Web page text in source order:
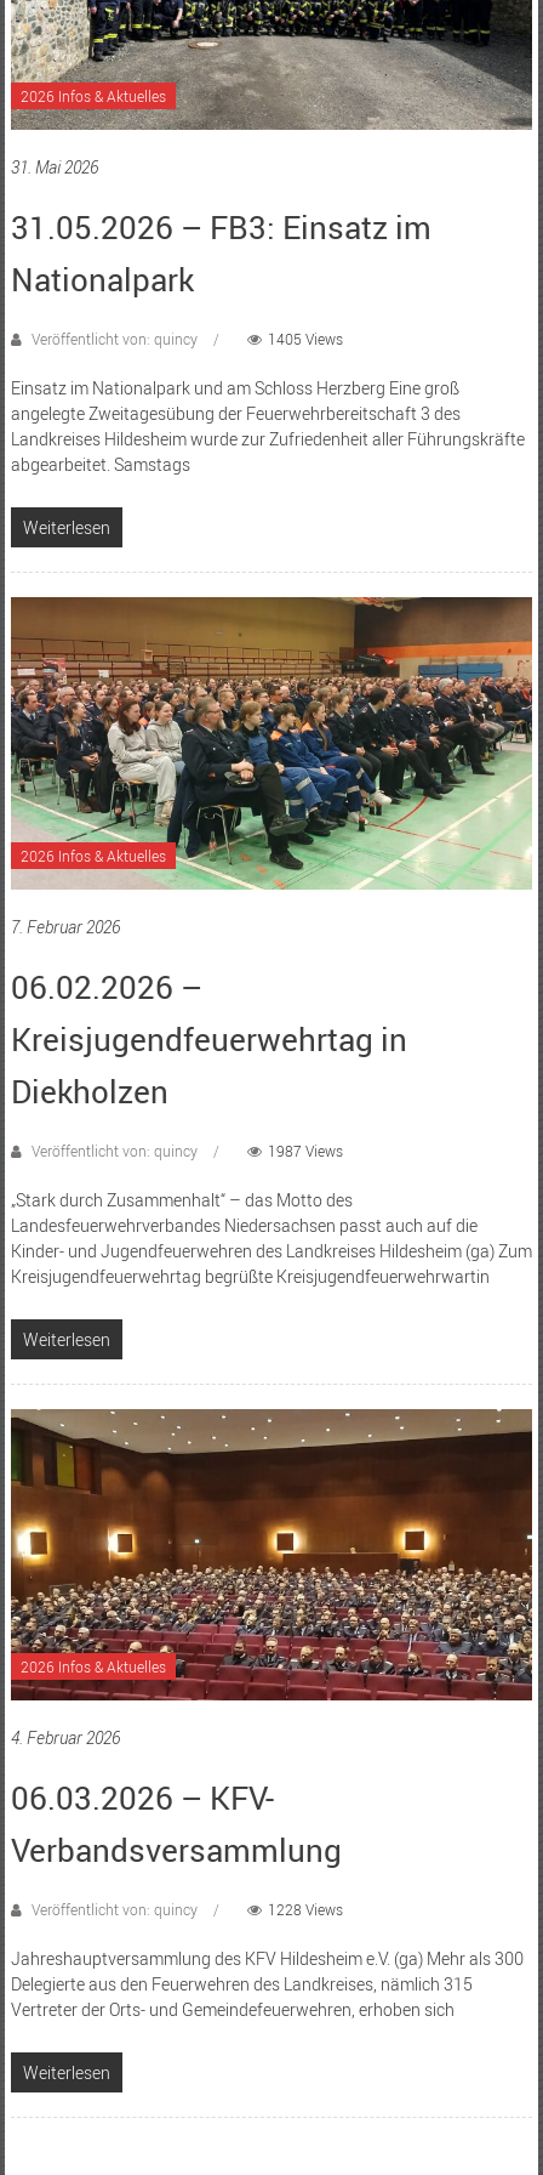
2026 Infos & Aktuelles
31. Mai 2026
31.05.2026 – FB3: Einsatz im
Nationalpark
Veröffentlicht von: quincy 1405 Views
Einsatz im Nationalpark und am Schloss Herzberg Eine groß
angelegte Zweitagesübung der Feuerwehrbereitschaft 3 des
Landkreises Hildesheim wurde zur Zufriedenheit aller Führungskräfte
abgearbeitet. Samstags
Weiterlesen
2026 Infos & Aktuelles
7. Februar 2026
06.02.2026 –
Kreisjugendfeuerwehrtag in
Diekholzen
Veröffentlicht von: quincy 1987 Views
„Stark durch Zusammenhalt“ – das Motto des
Landesfeuerwehrverbandes Niedersachsen passt auch auf die
Kinder- und Jugendfeuerwehren des Landkreises Hildesheim (ga) Zum
Kreisjugendfeuerwehrtag begrüßte Kreisjugendfeuerwehrwartin
Weiterlesen
2026 Infos & Aktuelles
4. Februar 2026
06.03.2026 – KFV-
Verbandsversammlung
Veröffentlicht von: quincy 1228 Views
Jahreshauptversammlung des KFV Hildesheim e.V. (ga) Mehr als 300
Delegierte aus den Feuerwehren des Landkreises, nämlich 315
Vertreter der Orts- und Gemeindefeuerwehren, erhoben sich
Weiterlesen